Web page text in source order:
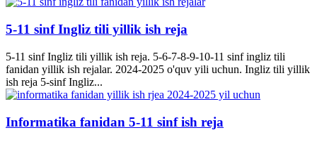
5-11 sinf Ingliz tili yillik ish reja
5-11 sinf Ingliz tili yillik ish reja. 5-6-7-8-9-10-11 sinf ingliz tili
fanidan yillik ish rejalar. 2024-2025 o'quv yili uchun. Ingliz tili yillik
ish reja 5-sinf Ingliz...
Informatika fanidan 5-11 sinf ish reja